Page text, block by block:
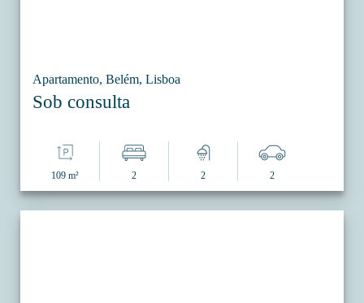
Apartamento, Belém, Lisboa
Sob consulta
109 m² 2 2 2